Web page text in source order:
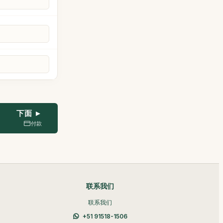
下面 ►
付款
联系我们
联系我们
+51 91518-1506